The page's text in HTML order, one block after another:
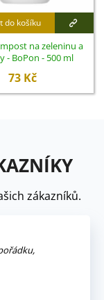
do košíku
na zeleninu a
- BoPon - 500 ml
73 Kč
zákazníků.